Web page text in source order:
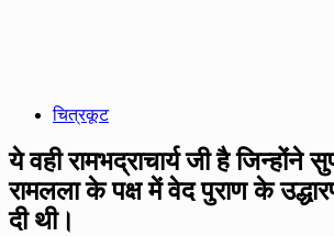
चित्रकूट
ये वही रामभद्राचार्य जी है जिन्होंने
रामलला के पक्ष में वेद पुराण के
दी थी।